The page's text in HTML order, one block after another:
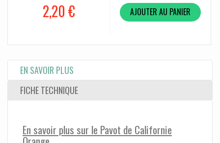
2,20 € AJOUTER AU PANIER
EN SAVOIR PLUS
FICHE TECHNIQUE
En savoir plus sur le Pavot de Californie